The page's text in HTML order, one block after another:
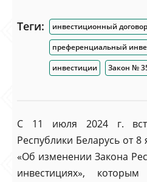
Теги:
инвестиционный договор
преференциальный
инвестиции
Закон №
С 11 июля 2024 г.
Республики Беларусь от
«Об изменении Закона
инвестициях»,